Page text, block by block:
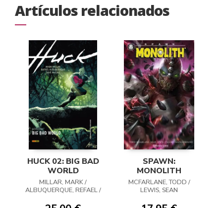
Artículos relacionados
HUCK 02: BIG BAD
WORLD
MILLAR, MARK /
ALBUQUERQUE, REFAEL /
SPAWN:
MONOLITH
MCFARLANE, TODD /
LEWIS, SEAN